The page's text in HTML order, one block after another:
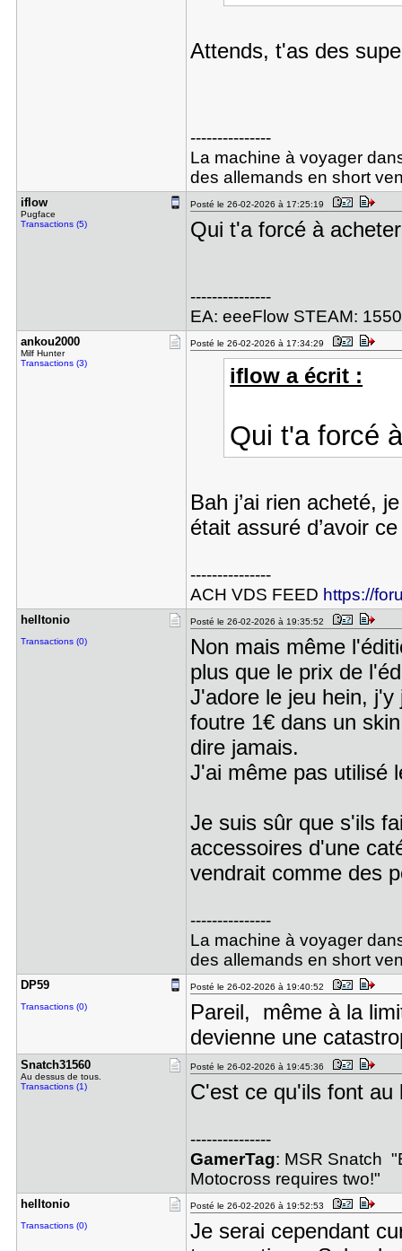
Attends, t'as des
---------------
La machine à voyager
des allemands en short
iflow
Pugface
Transactions (5)
Posté le 26-02-2026 à 17:25:19
Qui t'a forcé à
---------------
EA: eeeFlow STEAM:
ankou2000
Milf Hunter
Transactions (3)
Posté le 26-02-2026 à 17:34:29
iflow a écrit :
Qui t'a forcé
Bah j’ai rien acheté,
était assuré d’avoir
---------------
ACH VDS FEED https://
helltonio
Transactions (0)
Posté le 26-02-2026 à 19:35:52
Non mais même
plus que le prix de
J'adore le jeu hein,
foutre 1€ dans un
dire jamais.
J'ai même pas utilisé
Je suis sûr que s'ils
accessoires d'une
vendrait comme des
---------------
La machine à voyager
des allemands en short
DP59
Transactions (0)
Posté le 26-02-2026 à 19:40:52
Pareil, même à la
devienne une
Snatch3156​0
Au dessus de tous.
Transactions (1)
Posté le 26-02-2026 à 19:45:36
C'est ce qu'ils font
---------------
GamerTag: MSR Snatch
Motocross requires two!"
helltonio
Transactions (0)
Posté le 26-02-2026 à 19:52:53
Je serai cependant